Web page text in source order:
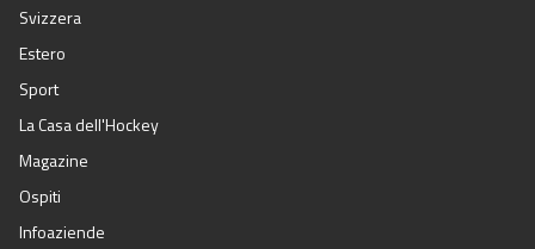
Svizzera
Estero
Sport
La Casa dell'Hockey
Magazine
Ospiti
Infoaziende